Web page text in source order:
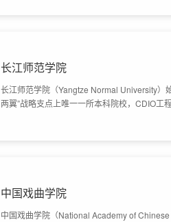
长江师范学院
长江师范学院（Yangtze Normal University）
两翼”战略支点上唯一一所本科院校，CDIO
中国戏曲学院
中国戏曲学院（National Academy of